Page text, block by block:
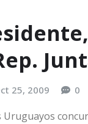
25, 2009 0
Uruguayos